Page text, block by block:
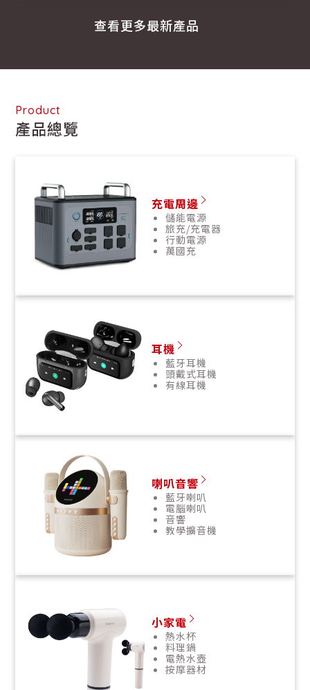
查看更多最新產品
Product
產品總覽
充電周邊
儲能電源
旅充/充電器
行動電源
萬國充
耳機
藍牙耳機
頭戴式耳機
有線耳機
喇叭音響
藍牙喇叭
電腦喇叭
音響
教學擴音機
小家電
熱水杯
料理鍋
電熱水壺
按摩器材